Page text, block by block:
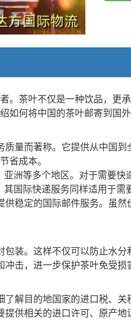
茶叶不仅是一种饮品，更
何将中国的茶叶邮寄到国外
量而著称。它提供从中国
省成本。
洲等多个地区。对于需要快
国际快递服务同样适用于需
稳定的国际邮件服务。虽
装。这样不仅可以防止水分
击，进一步保护茶叶免受损
解目的地国家的进口税、关
供相关的进口许可、原产地